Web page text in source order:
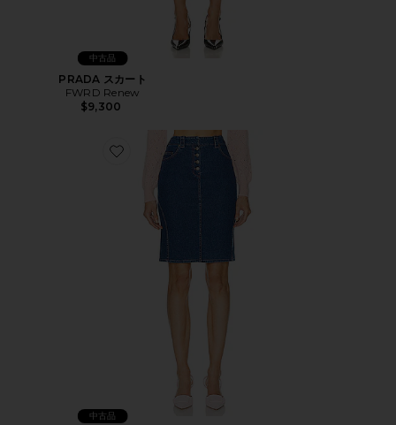
中古品
PRADA スカート
FWRD Renew
$9,300
Favorite DIOR スカート
中古品